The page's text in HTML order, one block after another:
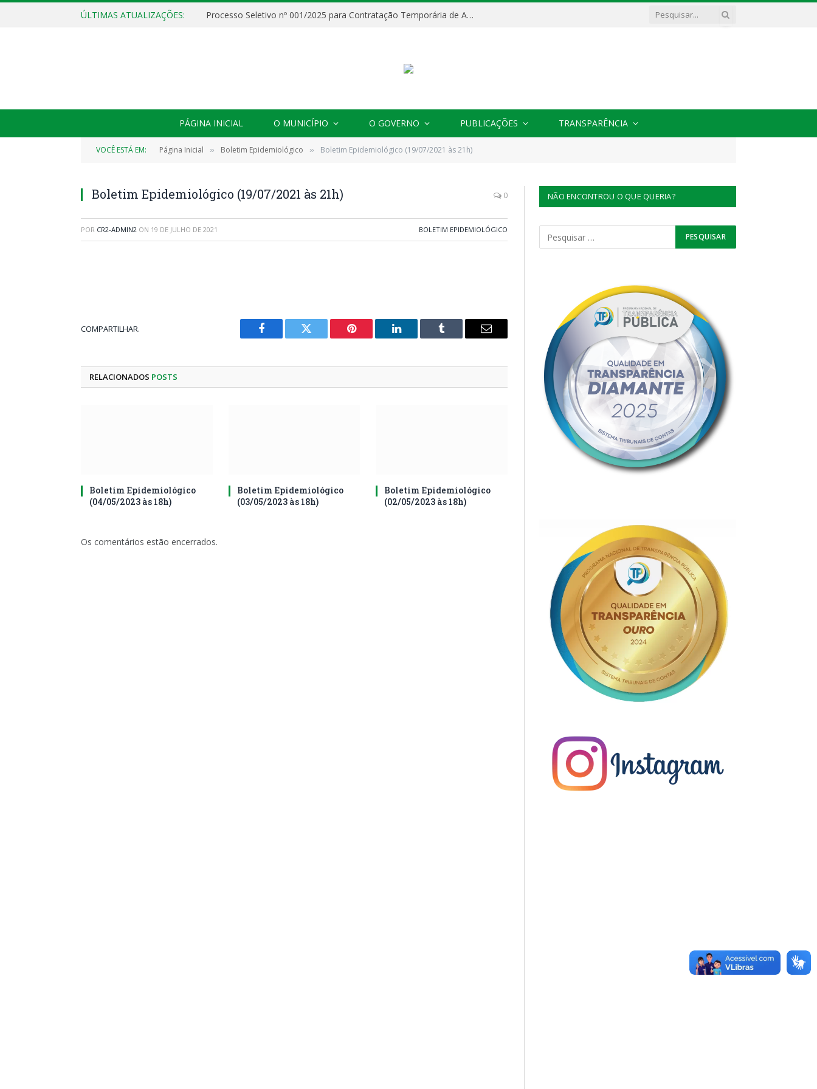
ÚLTIMAS ATUALIZAÇÕES: Processo Seletivo nº 001/2025 para Contratação Temporária de Agentes Comunitários de Saúde (ACS)
PÁGINA INICIAL O MUNICÍPIO O GOVERNO PUBLICAÇÕES TRANSPARÊNCIA
VOCÊ ESTÁ EM: Página Inicial » Boletim Epidemiológico » Boletim Epidemiológico (19/07/2021 às 21h)
Boletim Epidemiológico (19/07/2021 às 21h) 0
POR CR2-ADMIN2 ON 19 DE JULHO DE 2021 BOLETIM EPIDEMIOLÓGICO
COMPARTILHAR.
Facebook Twitter Pinterest LinkedIn Tumblr
E-
RELACIONADOS POSTS
Boletim Epidemiológico
(04/05/2023 às 18h)
Boletim Epidemiológico
(03/05/2023 às 18h)
Boletim Epidemiológico
(02/05/2023 às 18h)
Os comentários estão encerrados.
NÃO ENCONTROU O QUE QUERIA?